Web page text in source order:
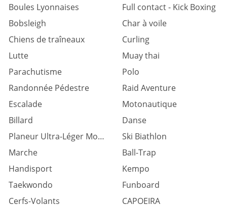
Boules Lyonnaises
Full contact - Kick Boxing
Bobsleigh
Char à voile
Chiens de traîneaux
Curling
Lutte
Muay thai
Parachutisme
Polo
Randonnée Pédestre
Raid Aventure
Escalade
Motonautique
Billard
Danse
Planeur Ultra-Léger Motorisé
Ski Biathlon
Marche
Ball-Trap
Handisport
Kempo
Taekwondo
Funboard
Cerfs-Volants
CAPOEIRA